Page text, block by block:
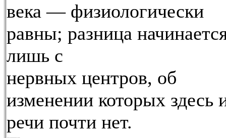
века — физиологически
равны; разница
лишь с
нервных центров, об
изменении которых здесь
речи почти нет.